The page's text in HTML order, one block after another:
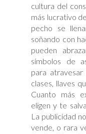
cultura del
más lucrativo
pecho se
soñando con
pueden
símbolos de
para atravesar
clases, llaves
Cuanto más
eligen y te
La publicidad
vende, o rara